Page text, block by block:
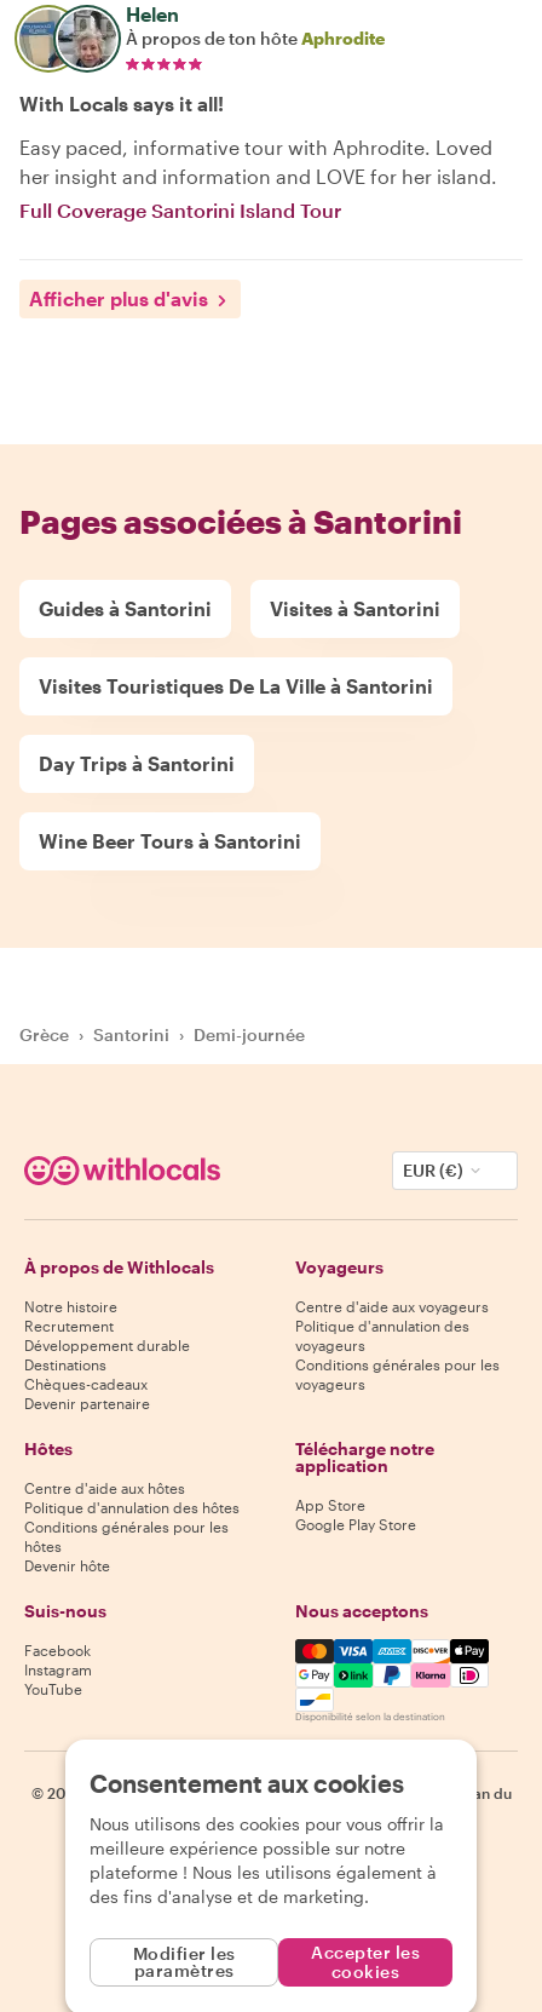
Helen
À propos de ton hôteAphrodite
With Locals says it all!
Easy paced, informative tour with Aphrodite. Loved
her insight and information and LOVE for her island.
Full Coverage Santorini Island Tour
Afficher plus d'avis
Pages associées à Santorini
Guides à Santorini Visites à Santorini
Visites Touristiques De La Ville à Santorini
Day Trips à Santorini
Wine Beer Tours à Santorini
Grèce › Santorini › Demi-journée
EUR (€)
À propos de Withlocals
Notre histoire
Recrutement
Développement durable
Destinations
Chèques-cadeaux
Devenir partenaire
Voyageurs
Centre d'aide aux voyageurs
Politique d'annulation des
voyageurs
Conditions générales pour les
voyageurs
Hôtes
Centre d'aide aux hôtes
Politique d'annulation des hôtes
Conditions générales pour les
hôtes
Devenir hôte
Télécharge notre
application
App Store
Google Play Store
Suis-nous
Facebook
Instagram
YouTube
Nous acceptons
Mastercard, Visa, Amex,
Disponibilité selon la destination
© 2026 Withlocals.com | Politique de confidentialité | Cookies
Plan du
site
Consentement aux cookies
Nous utilisons des cookies pour vous offrir la
meilleure expérience possible sur notre
plateforme ! Nous les utilisons également à
des fins d'analyse et de marketing.
Modifier les
paramètres
Accepter les
cookies